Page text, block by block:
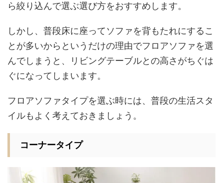
ら絞り込んで選ぶ選び方をおすすめします。
しかし、普段床に座ってソファを背もたれにするこ
とが多いからというだけの理由でフロアソファを選
んでしまうと、リビングテーブルとの高さがちぐは
ぐになってしまいます。
フロアソファタイプを選ぶ時には、普段の生活スタ
イルもよく考えておきましょう。
コーナータイプ